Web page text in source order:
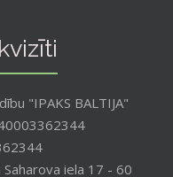
"IPAKS BALTIJA"
Saharova iela 17 - 60